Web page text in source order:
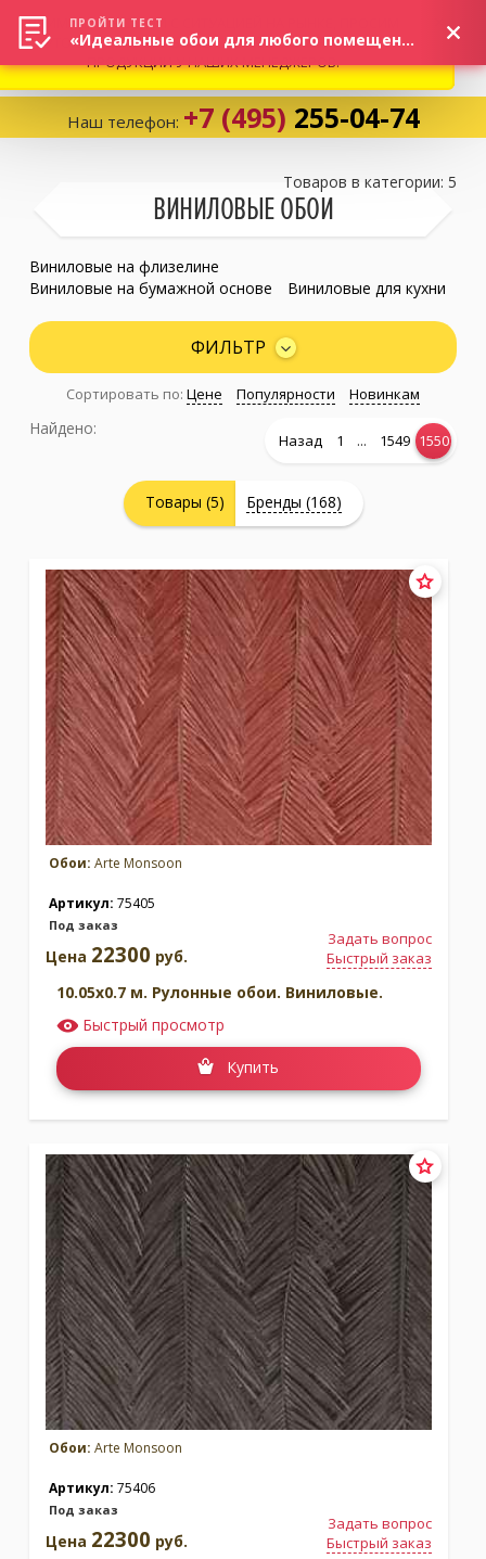
Избранное:
Компания
Личный кабинет
Заказать обратный звонок
Наш телефон: +7 (495) 255-04-74
ВИНИЛОВЫЕ ОБОИ
Виниловые на флизелине
Виниловые на бумажной основе
Виниловые для кухни
Товаров в категории: 5
ФИЛЬТР
Сортировать по: Цене Популярности Новинкам
Назад 1 ... 1549 1550
Найдено:
Товары (5) Бренды (168)
Обои: Arte Monsoon
Артикул: 75405
Под заказ
Задать вопрос
Быстрый заказ
Цена 22300 руб.
10.05x0.7 м. Рулонные обои. Виниловые.
Быстрый просмотр
Купить
Обои: Arte Monsoon
Артикул: 75406
Под заказ
Задать вопрос
Быстрый заказ
Цена 22300 руб.
ВНИМАНИЕ! В СВЯЗИ С СИТУАЦИЕЙ НА РЫНКЕ, ПРОСИМ
УТОЧНЯТЬ АКТУАЛЬНУЮ СТОИМОСТЬ И НАЛИЧИЕ
ПРОДУКЦИИ У НАШИХ МЕНЕДЖЕРОВ.
ПРОЙТИ ТЕСТ
«Идеальные обои для любого помещения!»